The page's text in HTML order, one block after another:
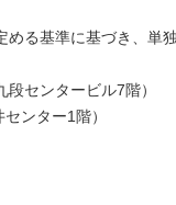
める基準に基づき、単
センタービル7階）
ンター1階）